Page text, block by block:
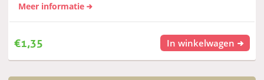
Meer informatie
€1,35 In winkelwagen